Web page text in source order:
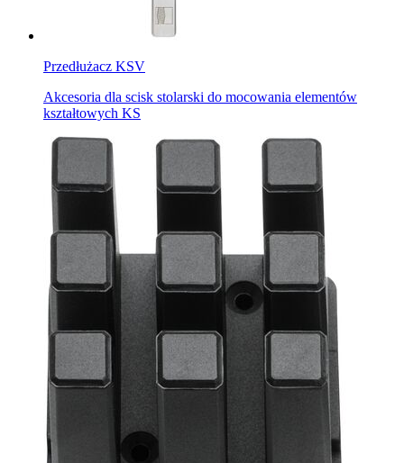
Przedłużacz KSV
Akcesoria dla scisk stolarski do mocowania elementów
kształtowych KS